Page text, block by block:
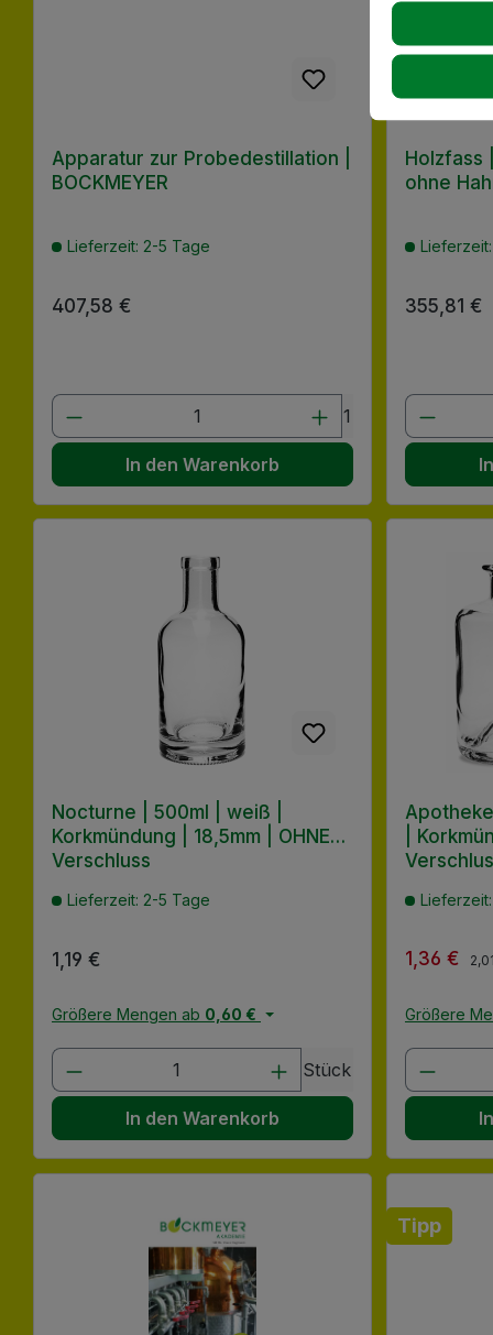
Apparatur zur Probedestillation |
BOCKMEYER
Lieferzeit: 2-5 Tage
Regulärer Preis:
407,58 €
Produkt Anzahl: Gib den
1
In den Warenkorb
Holzfass
ohne
Regulärer
355,81 €
Nocturne | 500ml | weiß |
Korkmündung | 18,5mm | OHNE
Verschluss
Lieferzeit: 2-5 Tage
Regulärer Preis:
1,19 €
Größere Mengen ab 0,60 €
Produkt Anzahl: Gib den
Stück
In den Warenkorb
|
1,36 €
Größere
Tipp